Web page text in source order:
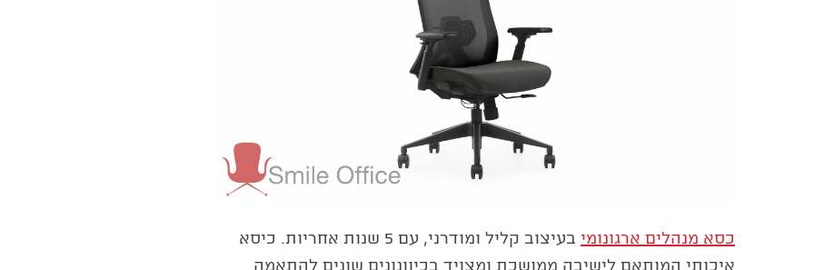
כסא מנהלים ארגונומי
בעיצוב קליל ומודרני, עם 5 שנות אחריות. כיסא